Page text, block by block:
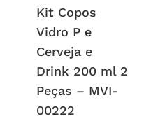
Kit Copos
Vidro P e
Cerveja e
Drink 200 ml 2
Peças – MVI-
00222